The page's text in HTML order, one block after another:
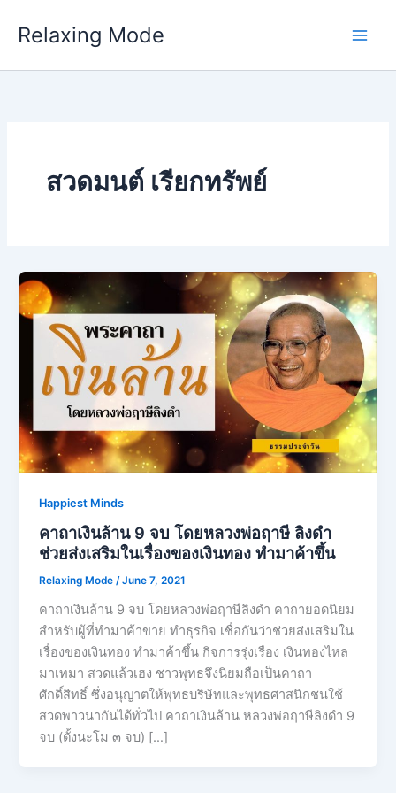
Relaxing Mode
สวดมนต์ เรียกทรัพย์
Happiest Minds
คาถาเงินล้าน 9 จบ โดยหลวงพ่อฤาษี ลิงดำ
ช่วยส่งเสริมในเรื่องของเงินทอง ทำมาค้าขึ้น
Relaxing Mode/June 7, 2021
คาถาเงินล้าน 9 จบ โดยหลวงพ่อฤาษีลิงดำ คาถายอดนิยม
สำหรับผู้ที่ทำมาค้าขาย ทำธุรกิจ เชื่อกันว่าช่วยส่งเสริมใน
เรื่องของเงินทอง ทำมาค้าขึ้น กิจการรุ่งเรือง เงินทองไหล
มาเทมา สวดแล้วเฮง ชาวพุทธจึงนิยมถือเป็นคาถา
ศักดิ์สิทธิ์ ซึ่งอนุญาตให้พุทธบริษัทและพุทธศาสนิกชนใช้
สวดพาวนากันได้ทั่วไป คาถาเงินล้าน หลวงพ่อฤาษีลิงดำ 9
จบ (ตั้งนะโม ๓ จบ) […]